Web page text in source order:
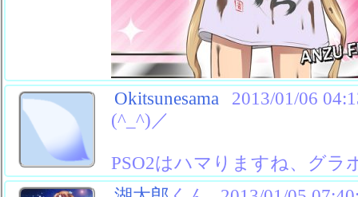
Okitsunesama
2013/01/06
(^_^)／
PSO2はハマりますね、グラ